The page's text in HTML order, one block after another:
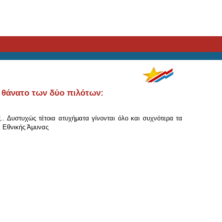
των δύο πιλότων:
τέτοια ατυχήματα γίνονται όλο και συχνότερα τα
Εθνικής Άμυνας